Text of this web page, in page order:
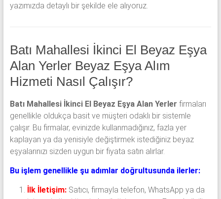
yazımızda detaylı bir şekilde ele alıyoruz.
Batı Mahallesi İkinci El Beyaz Eşya
Alan Yerler Beyaz Eşya Alım
Hizmeti Nasıl Çalışır?
Batı Mahallesi İkinci El Beyaz Eşya Alan Yerler firmaları
genellikle oldukça basit ve müşteri odaklı bir sistemle
çalışır. Bu firmalar, evinizde kullanmadığınız, fazla yer
kaplayan ya da yenisiyle değiştirmek istediğiniz beyaz
eşyalarınızı sizden uygun bir fiyata satın alırlar.
Bu işlem genellikle şu adımlar doğrultusunda ilerler:
İlk İletişim: Satıcı, firmayla telefon, WhatsApp ya da